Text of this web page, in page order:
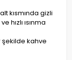
kısmında gizli
hızlı ısınma
şekilde kahve